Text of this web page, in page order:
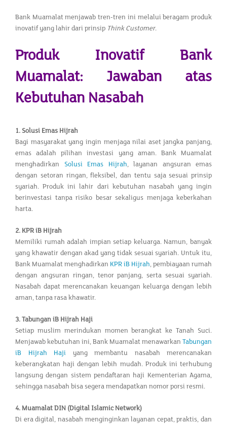
Bank Muamalat menjawab tren-tren ini melalui beragam produk
inovatif yang lahir dari prinsip Think Customer.
Produk Inovatif Bank
Muamalat: Jawaban atas
Kebutuhan Nasabah
1. Solusi Emas Hijrah
Bagi masyarakat yang ingin menjaga nilai aset jangka panjang,
emas adalah pilihan investasi yang aman. Bank Muamalat
menghadirkan Solusi Emas Hijrah, layanan angsuran emas
dengan setoran ringan, fleksibel, dan tentu saja sesuai prinsip
syariah. Produk ini lahir dari kebutuhan nasabah yang ingin
berinvestasi tanpa risiko besar sekaligus menjaga keberkahan
harta.
2. KPR iB Hijrah
Memiliki rumah adalah impian setiap keluarga. Namun, banyak
yang khawatir dengan akad yang tidak sesuai syariah. Untuk itu,
Bank Muamalat menghadirkan KPR iB Hijrah, pembiayaan rumah
dengan angsuran ringan, tenor panjang, serta sesuai syariah.
Nasabah dapat merencanakan keuangan keluarga dengan lebih
aman, tanpa rasa khawatir.
3. Tabungan iB Hijrah Haji
Setiap muslim merindukan momen berangkat ke Tanah Suci.
Menjawab kebutuhan ini, Bank Muamalat menawarkan Tabungan
iB Hijrah Haji yang membantu nasabah merencanakan
keberangkatan haji dengan lebih mudah. Produk ini terhubung
langsung dengan sistem pendaftaran haji Kementerian Agama,
sehingga nasabah bisa segera mendapatkan nomor porsi resmi.
4. Muamalat DIN (Digital Islamic Network)
Di era digital, nasabah menginginkan layanan cepat, praktis, dan